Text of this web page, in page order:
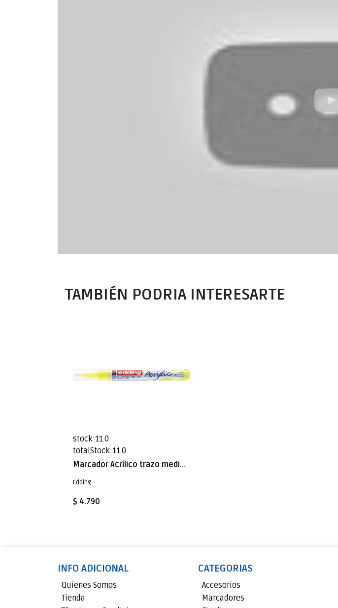
TAMBIÉN PODRIA INTERESARTE
stock:11.0
totalStock:11.0
Marcador Acrílico trazo medio Edding e-5100 Amarillo neón
Edding
$ 4.790
INFO ADICIONAL
Quienes Somos
Tienda
CATEGORIAS
Accesorios
Marcadores